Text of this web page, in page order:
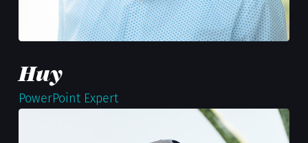
Huy
PowerPoint Expert